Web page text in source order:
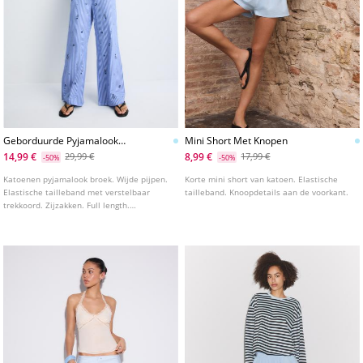
Geborduurde Pyjamalook
Broek
14,99 € -50% 29,99 €
Katoenen pyjamalook broek. Wijde pijpen.
Elastische tailleband met verstelbaar
trekkoord. Zijzakken. Full length.
Mini Short Met Knopen
8,99 €
-50% 17,99 €
Korte mini short van katoen. Elastische
tailleband. Knoopdetails aan de voorkant.